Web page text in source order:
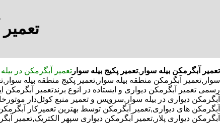
تعمیر آبگرمکن بیله سوار ,تعمیر پکیج بیله سوار تعمیر آبگرمکن در
سوار,تعمیر آبگرمکن منطقه بیله سوار,تعمیر پکیج منطقه بیله
رسمی تعمیر آبگرمکن دیواری و ایستاده در انوع برندتعمیر
آبگرمکن دیواری در بیله سوار,سرویس و تعمیر منبع کوئل‌دار
آبگرمکن های دیواری,تعمیر آبگرمکن توسط بهترین تعمیرکار
آبگرمکن دیواری پلار,تعمیر آبگرمکن دیواری سپهر الکتریک,تعمیر